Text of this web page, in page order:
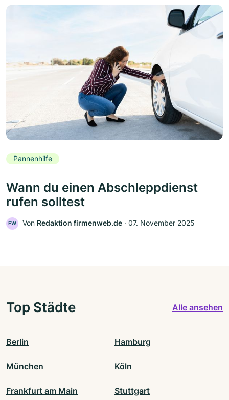
Pannenhilfe
Wann du einen Abschleppdienst
rufen solltest
FW Von Redaktion firmenweb.de ‧ 07. November 2025
Top Städte Alle ansehen
Berlin Hamburg
München Köln
Frankfurt am Main Stuttgart